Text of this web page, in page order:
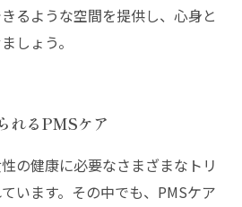
るような空間を提供し、心身と
しょう。
れるPMSケア
の健康に必要なさまざまなトリ
います。その中でも、PMSケア